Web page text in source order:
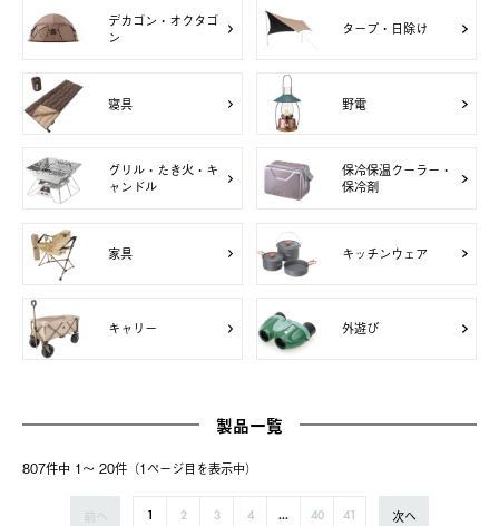
デカゴン・オクタゴ
ン
タープ・日除け
寝具 野電
グリル・たき火・キ
ャンドル
保冷保温クーラー・
保冷剤
家具 キッチンウェア
キャリー 外遊び
製品一覧
807件中 1〜 20件（1ページ⽬を表⽰中）
前へ 1 2 3 4 ... 40 41 次へ